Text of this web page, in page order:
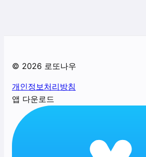
© 2026 로또나우
개인정보처리방침
앱 다운로드